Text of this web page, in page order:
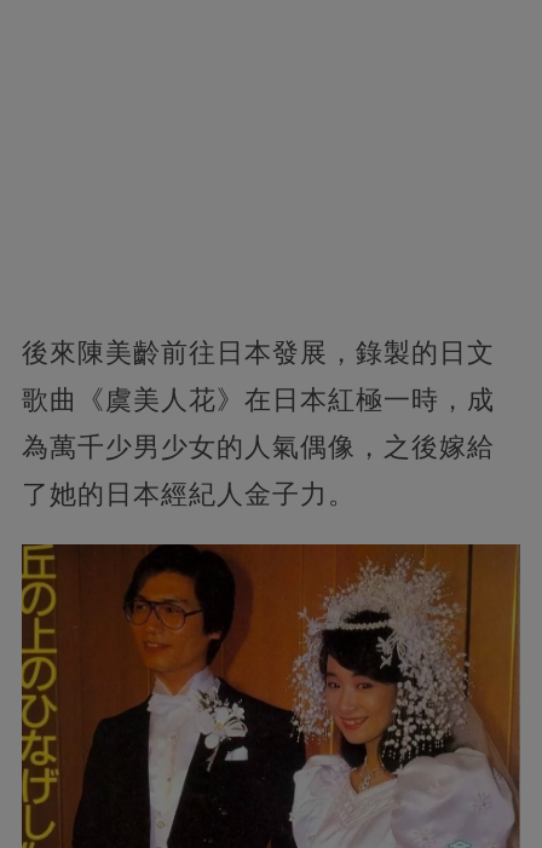
後來陳美齡前往日本發展，錄製的日文
歌曲《虞美人花》在日本紅極一時，成
為萬千少男少女的人氣偶像，之後嫁給
了她的日本經紀人金子力。